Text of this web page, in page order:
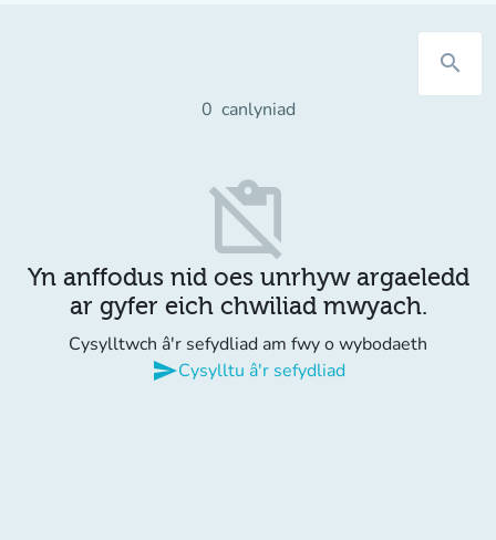
search
0 canlyniad
content_paste_off
Yn anffodus nid oes unrhyw argaeledd
ar gyfer eich chwiliad mwyach.
Cysylltwch â'r sefydliad am fwy o wybodaeth
sendCysylltu â'r sefydliad